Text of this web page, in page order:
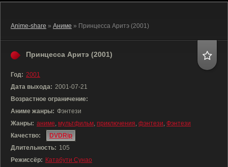
Anime-share » Аниме » Принцесса Аритэ (2001)
Принцесса Аритэ (2001)
Год: 2001
Дата выхода: 2001-07-21
Возрастное ограничение:
Аниме жанры: Фэнтези
Жанры: аниме, мультфильм, приключения, фэнтези, Фэнтези
Качество:
DVDRip
Длительность: 105
Режиссёр: Катабути Сунао